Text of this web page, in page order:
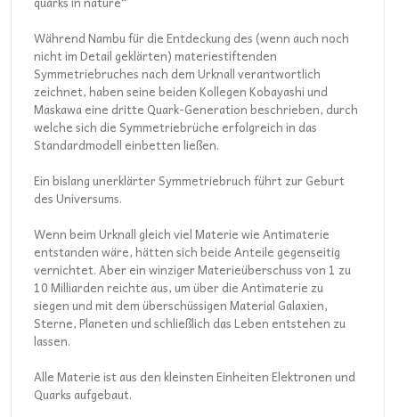
Während Nambu für die Entdeckung des (wenn auch noch
nicht im Detail geklärten) materiestiftenden
Symmetriebruches nach dem Urknall verantwortlich
zeichnet, haben seine beiden Kollegen Kobayashi und
Maskawa eine dritte Quark-Generation beschrieben, durch
welche sich die Symmetriebrüche erfolgreich in das
Standardmodell einbetten ließen.
Ein bislang unerklärter Symmetriebruch führt zur Geburt
des Universums.
Wenn beim Urknall gleich viel Materie wie Antimaterie
entstanden wäre, hätten sich beide Anteile gegenseitig
vernichtet. Aber ein winziger Materieüberschuss von 1 zu
10 Milliarden reichte aus, um über die Antimaterie zu
siegen und mit dem überschüssigen Material Galaxien,
Sterne, Planeten und schließlich das Leben entstehen zu
lassen.
Alle Materie ist aus den kleinsten Einheiten Elektronen und
Quarks aufgebaut.